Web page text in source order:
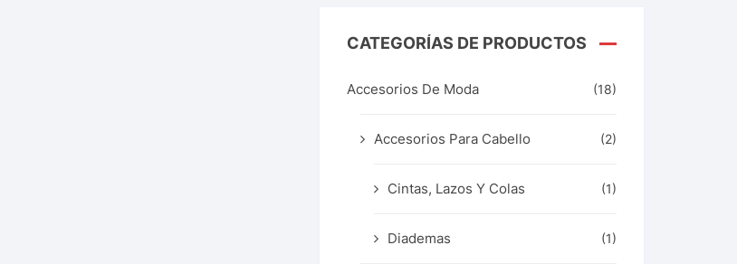
CATEGORÍAS DE PRODUCTOS
Accesorios De Moda (18)
Accesorios Para Cabello (2)
Cintas, Lazos Y Colas (1)
Diademas (1)